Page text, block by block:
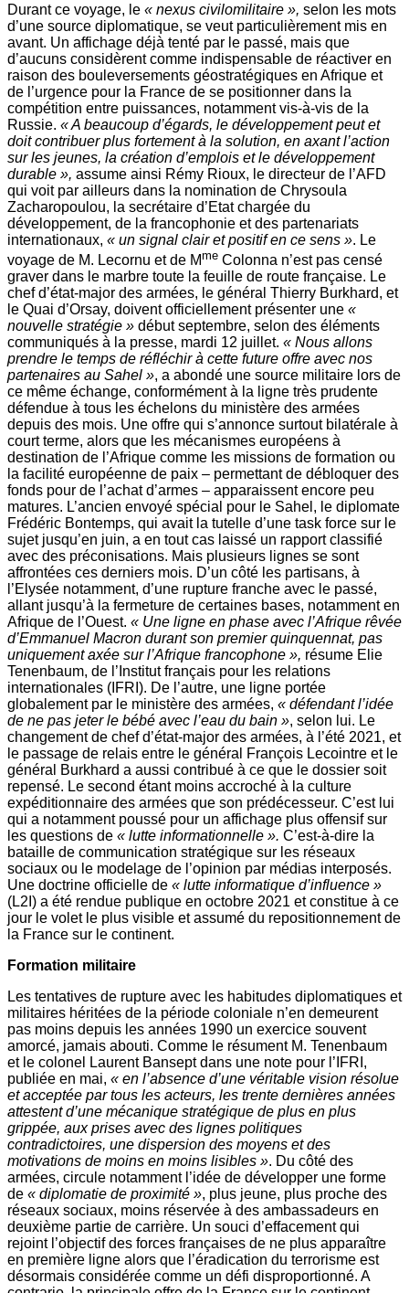
Durant ce voyage, le « nexus civilo­militaire », selon les mots
d’une source diplomatique, se veut particulièrement mis en
avant. Un affichage déjà tenté par le passé, mais que
d’aucuns considèrent comme indispensable de réactiver en
raison des bouleversements géostratégiques en Afrique et
de l’urgence pour la France de se positionner dans la
compétition entre puissances, notamment vis­-à­-vis de la
Russie. « A beaucoup d’égards, le développement peut et
doit contribuer plus fortement à la solution, en axant l’action
sur les jeunes, la création d’emplois et le développement
durable », assume ainsi Rémy Rioux, le directeur de l’AFD
qui voit par ailleurs dans la nomination de Chrysoula
Zacharopoulou, la secrétaire d’Etat chargée du
développement, de la francophonie et des partenariats
internationaux, « un signal clair et positif en ce sens ». Le
voyage de M. Lecornu et de Mme Colonna n’est pas censé
graver dans le marbre toute la feuille de route française. Le
chef d’état-major des armées, le général Thierry Burkhard, et
le Quai d’Orsay, doivent officiellement présenter une «
nouvelle stratégie » début septembre, selon des éléments
communiqués à la presse, mardi 12 juillet. « Nous allons
prendre le temps de réfléchir à cette future offre avec nos
partenaires au Sahel », a abondé une source militaire lors de
ce même échange, conformément à la ligne très prudente
défendue à tous les échelons du ministère des armées
depuis des mois. Une offre qui s’annonce surtout bilatérale à
court terme, alors que les mécanismes européens à
destination de l’Afrique comme les missions de formation ou
la facilité européenne de paix – permettant de débloquer des
fonds pour de l’achat d’armes – apparaissent encore peu
matures. L’ancien envoyé spécial pour le Sahel, le diplomate
Frédéric Bontemps, qui avait la tutelle d’une task force sur le
sujet jusqu’en juin, a en tout cas laissé un rapport classifié
avec des préconisations. Mais plusieurs lignes se sont
affrontées ces derniers mois. D’un côté les partisans, à
l’Elysée notamment, d’une rupture franche avec le passé,
allant jusqu’à la fermeture de certaines bases, notamment en
Afrique de l’Ouest. « Une ligne en phase avec l’Afrique rêvée
d’Emmanuel Macron durant son premier quinquennat, pas
uniquement axée sur l’Afrique francophone », résume Elie
Tenenbaum, de l’Institut français pour les relations
internationales (IFRI). De l’autre, une ligne portée
globalement par le ministère des armées, « défendant l’idée
de ne pas jeter le bébé avec l’eau du bain », selon lui. Le
changement de chef d’état-major des armées, à l’été 2021, et
le passage de relais entre le général François Lecointre et le
général Burkhard a aussi contribué à ce que le dossier soit
repensé. Le second étant moins accroché à la culture
expéditionnaire des armées que son prédécesseur. C’est lui
qui a notamment poussé pour un affichage plus offensif sur
les questions de « lutte informationnelle ». C’est­-à­-dire la
bataille de communication stratégique sur les réseaux
sociaux ou le modelage de l’opinion par médias interposés.
Une doctrine officielle de « lutte informatique d’influence »
(L2I) a été rendue publique en octobre 2021 et constitue à ce
jour le volet le plus visible et assumé du repositionnement de
la France sur le continent.
Formation militaire
Les tentatives de rupture avec les habitudes diplomatiques et
militaires héritées de la période coloniale n’en demeurent
pas moins depuis les années 1990 un exercice souvent
amorcé, jamais abouti. Comme le résument M. Tenenbaum
et le colonel Laurent Bansept dans une note pour l’IFRI,
publiée en mai, « en l’absence d’une véritable vision résolue
et acceptée par tous les acteurs, les trente dernières années
attestent d’une mécanique stratégique de plus en plus
grippée, aux prises avec des lignes politiques
contradictoires, une dispersion des moyens et des
motivations de moins en moins lisibles ». Du côté des
armées, circule notamment l’idée de développer une forme
de « diplomatie de proximité », plus jeune, plus proche des
réseaux sociaux, moins réservée à des ambassadeurs en
deuxième partie de carrière. Un souci d’effacement qui
rejoint l’objectif des forces françaises de ne plus apparaître
en première ligne alors que l’éradication du terrorisme est
désormais considérée comme un défi disproportionné. A